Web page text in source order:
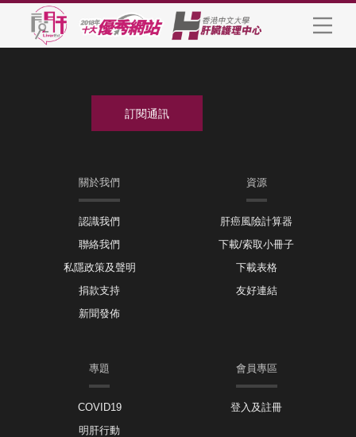
關於我們
認識我們
聯絡我們
私隱政策及聲明
捐款支持
新聞發佈
資源
肝癌風險計算器
下載/索取小冊子
下載表格
友好連結
專題
COVID19
明肝行動
會員專區
登入及註冊